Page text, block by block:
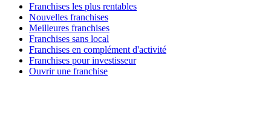
Franchises les plus rentables
Nouvelles franchises
Meilleures franchises
Franchises sans local
Franchises en complément d'activité
Franchises pour investisseur
Ouvrir une franchise